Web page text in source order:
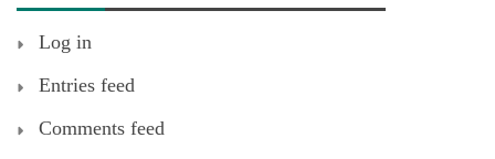
Log in
Entries feed
Comments feed